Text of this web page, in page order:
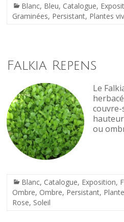
Blanc, Bleu, Catalogue,
Graminées, Persistant, Plantes
Falkia Repens
Le
ou
Blanc, Catalogue, Exposition,
Ombre, Ombre, Persistant,
Rose, Soleil